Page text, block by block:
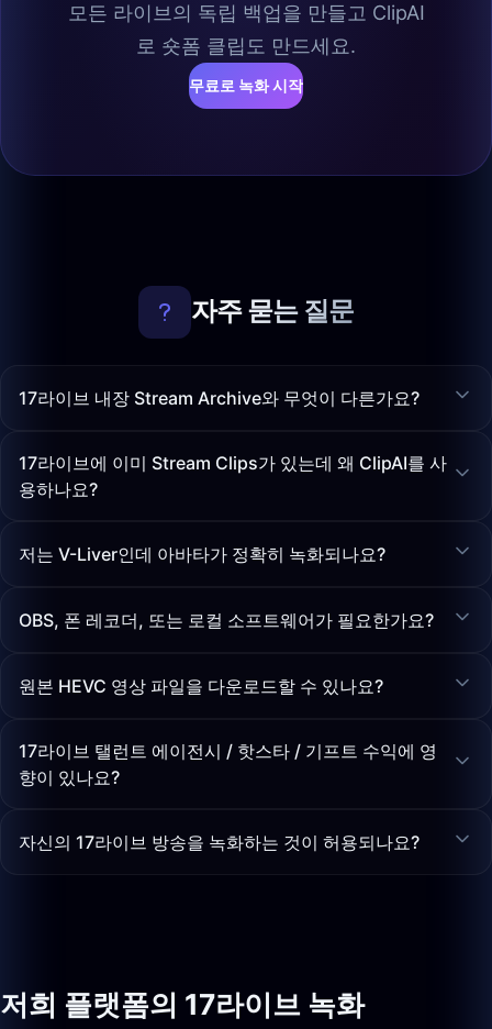
모든 라이브의 독립 백업을 만들고 ClipAI
로 숏폼 클립도 만드세요.
무료로 녹화 시작
자주 묻는 질문
17라이브 내장 Stream Archive와 무엇이 다른가요?
17라이브에 이미 Stream Clips가 있는데 왜 ClipAI를 사
용하나요?
저는 V-Liver인데 아바타가 정확히 녹화되나요?
OBS, 폰 레코더, 또는 로컬 소프트웨어가 필요한가요?
원본 HEVC 영상 파일을 다운로드할 수 있나요?
17라이브 탤런트 에이전시 / 핫스타 / 기프트 수익에 영
향이 있나요?
자신의 17라이브 방송을 녹화하는 것이 허용되나요?
저희 플랫폼의 17라이브 녹화